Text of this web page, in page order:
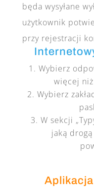
będa wysyłane
użytkownik
przy rejestracji
Wybierz
więcej
Wybierz
W sekcji
jaką